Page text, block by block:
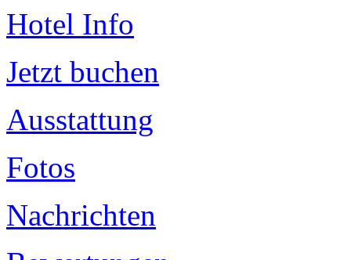
Hotel Info
Jetzt buchen
Ausstattung
Fotos
Nachrichten